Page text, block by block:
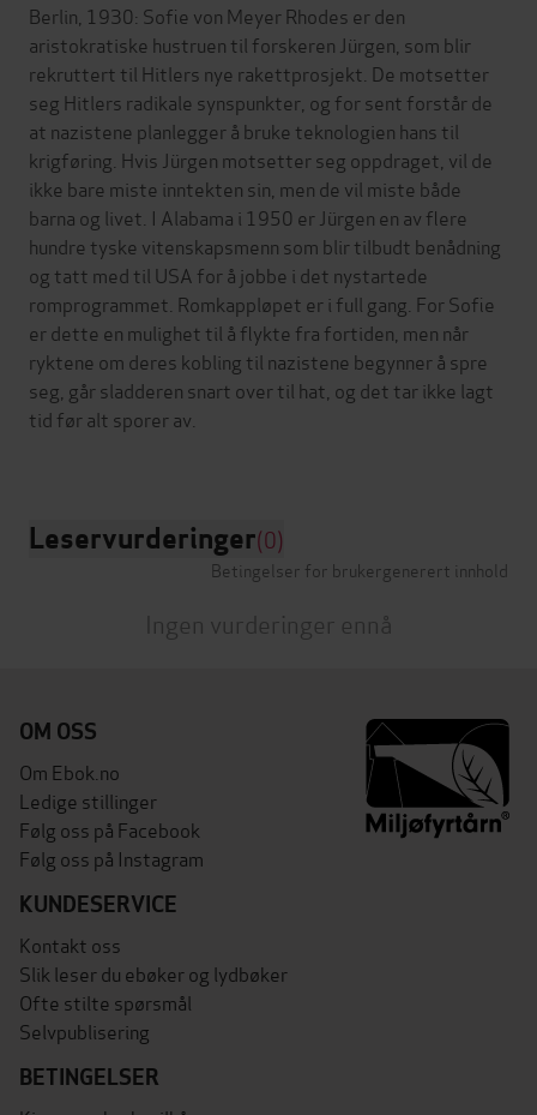
Berlin, 1930: Sofie von Meyer Rhodes er den
aristokratiske hustruen til forskeren Jürgen, som blir
rekruttert til Hitlers nye rakettprosjekt. De motsetter
seg Hitlers radikale synspunkter, og for sent forstår de
at nazistene planlegger å bruke teknologien hans til
krigføring. Hvis Jürgen motsetter seg oppdraget, vil de
ikke bare miste inntekten sin, men de vil miste både
barna og livet. I Alabama i 1950 er Jürgen en av flere
hundre tyske vitenskapsmenn som blir tilbudt benådning
og tatt med til USA for å jobbe i det nystartede
romprogrammet. Romkappløpet er i full gang. For Sofie
er dette en mulighet til å flykte fra fortiden, men når
ryktene om deres kobling til nazistene begynner å spre
seg, går sladderen snart over til hat, og det tar ikke lagt
tid før alt sporer av.
Leservurderinger(0)
Betingelser for brukergenerert innhold
Ingen vurderinger ennå
OM OSS
Om Ebok.no
Ledige stillinger
Følg oss på Facebook
Følg oss på Instagram
KUNDESERVICE
Kontakt oss
Slik leser du ebøker og lydbøker
Ofte stilte spørsmål
Selvpublisering
BETINGELSER